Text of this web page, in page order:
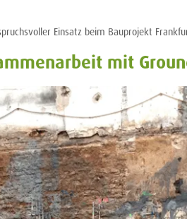
Einsatz beim Bauprojekt
mit